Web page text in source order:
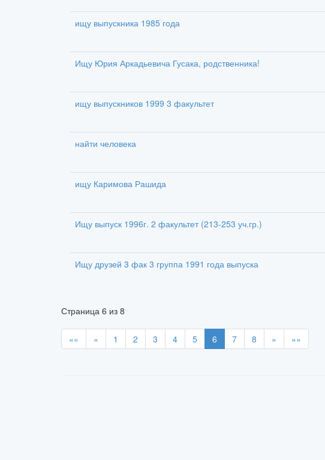
ищу выпускника 1985 года
Ищу Юрия Аркадьевича Гусака, родственника!
ищу выпускников 1999 3 факультет
найти человека
ищу Каримова Рашида
Ищу выпуск 1996г. 2 факультет (213-253 уч.гр.)
Ищу друзей 3 фак 3 группа 1991 года выпуска
Страница 6 из 8
«« « 1 2 3 4 5 6 7 8 » »»